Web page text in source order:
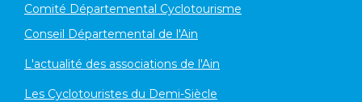
Comité Départemental Cyclotourisme
Conseil Départemental de l'Ain
L'actualité des associations de l'Ain
Les Cyclotouristes du Demi-Siècle